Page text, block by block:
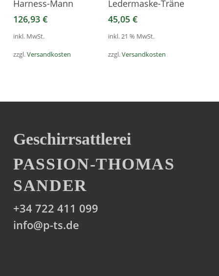
auf
der
Produktseite
werden
auf
der
Produktseite
werden
Produkt
weist
mehrere
auf.
Produktseite
gewählt
werden
Harness-Mann
126,93 €
inkl. MwSt.
zzgl.Versandkosten
Ledermaske-Träne
45,05€
inkl. 21 % MwSt.
zzgl.Versandkosten
Geschirrsattlerei
PASSION-THOMAS
SANDER
+34 722 411 099
info@p-ts.de